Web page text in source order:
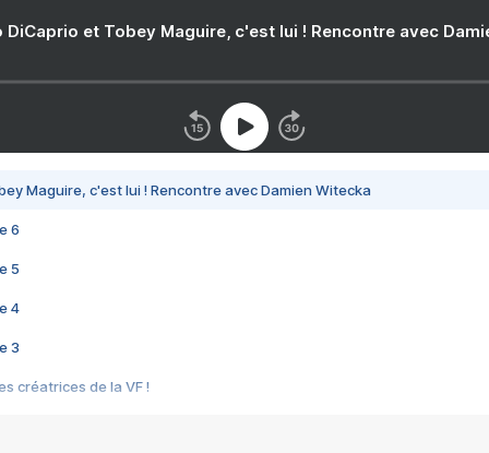
DiCaprio et Tobey Maguire, c'est lui ! Rencontre avec
Maguire, c'est lui ! Rencontre avec Damien Witecka
6
5
4
3
créatrices de la VF !